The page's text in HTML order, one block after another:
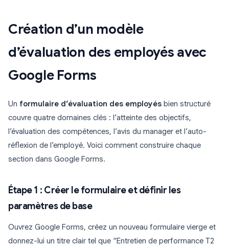
Création d’un modèle
d’évaluation des employés avec
Google Forms
Un formulaire d’évaluation des employés bien structuré
couvre quatre domaines clés : l’atteinte des objectifs,
l’évaluation des compétences, l’avis du manager et l’auto-
réflexion de l’employé. Voici comment construire chaque
section dans Google Forms.
Étape 1 : Créer le formulaire et définir les
paramètres de base
Ouvrez Google Forms, créez un nouveau formulaire vierge et
donnez-lui un titre clair tel que “Entretien de performance T2